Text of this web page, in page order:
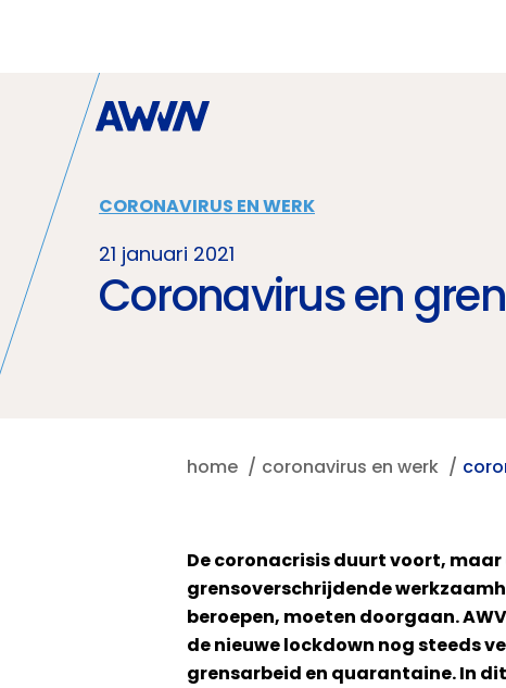
CORONAVIRUS EN WERK
21 januari 2021
Coronavirus en
home coronavirus en werk
De coronacrisis duurt voort, maar
grensoverschrijdende
beroepen, moeten doorgaan.
de nieuwe lockdown nog steeds
grensarbeid en quarantaine. In